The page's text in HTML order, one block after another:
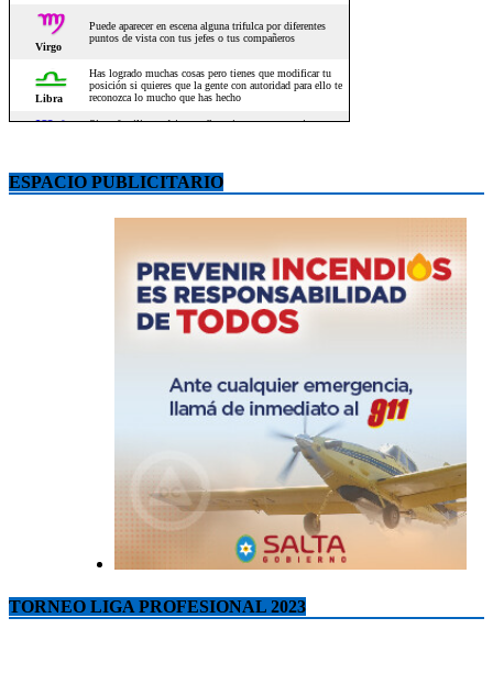
ESPACIO PUBLICITARIO
TORNEO LIGA PROFESIONAL 2023